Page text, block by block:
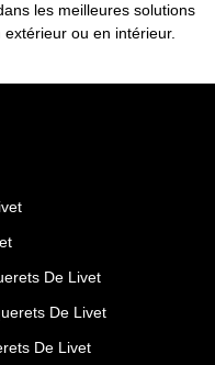
les meilleures solutions
ou en intérieur.
De Livet
De Livet
De Livet